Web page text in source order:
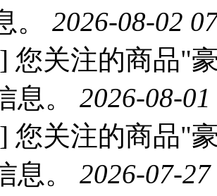
。 2026-08-02
您关注的商品"
息。 2026-08-
您关注的商品"
息。 2026-07-